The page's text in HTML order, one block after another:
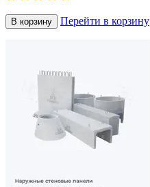
В корзину Перейти в корзину